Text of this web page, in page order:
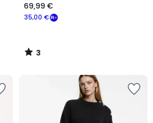
35,00 €
69,99 €
3
/